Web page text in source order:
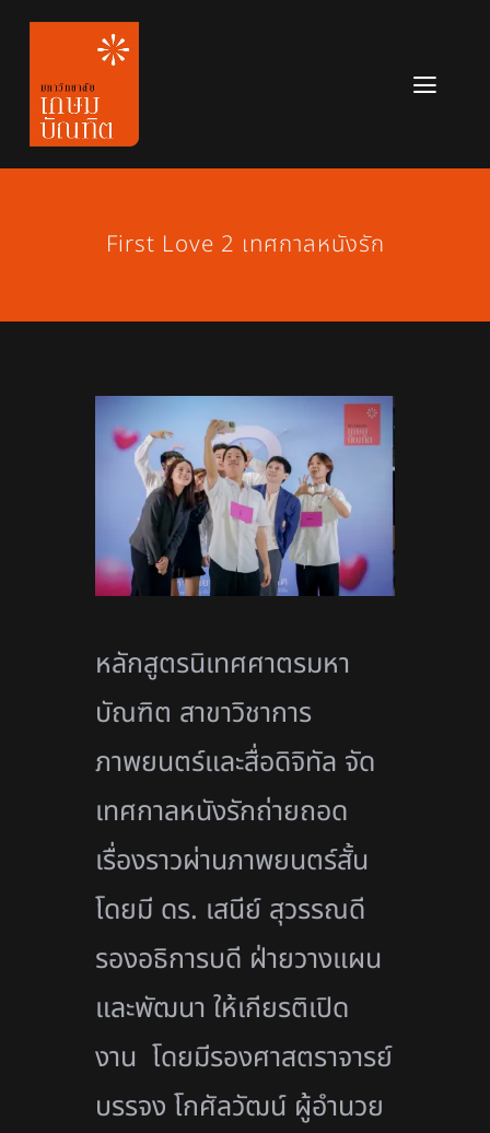
Skip
content
หลักสูตร
สมัครเรียน
First Love 2 เทศกาลหนังรัก
หลักสูตรนิเทศศาตรมหา
บัณฑิต สาขาวิชาการ
ภาพยนตร์และสื่อดิจิทัล จัด
เทศกาลหนังรักถ่ายถอด
เรื่องราวผ่านภาพยนตร์สั้น
โดยมี ดร. เสนีย์ สุวรรณดี
รองอธิการบดี ฝ่ายวางแผน
และพัฒนา ให้เกียรติเปิด
งาน โดยมีรองศาสตราจารย์
บรรจง โกศัลวัฒน์ ผู้อำนวย